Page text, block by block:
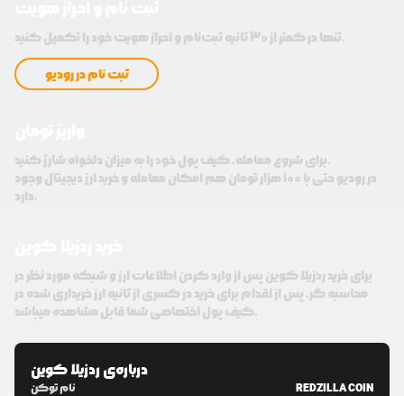
تنها در کمتر از 30 ثانیه ثبت‌نام و احراز هویت خود را تکمیل کنید.
ثبت نام در رودیو
برای شروع معامله، کیف پول خود را به میزان دلخواه شارژ کنید.
در رودیو حتی با 100 هزار تومان هم امکان معامله و خرید ارز دیجیتال وجود
دارد.
برای خرید ردزیلا کوین پس از وارد کردن اطلاعات ارز و شبکه مورد نظر در
محاسبه گر، پس از اقدام برای خرید در کسری از ثانیه ارز خریداری شده در
کیف پول اختصاصی شما قابل مشاهده میباشد.
درباره‌ی ردزیلا کوین
نام توکن
REDZILLA COIN